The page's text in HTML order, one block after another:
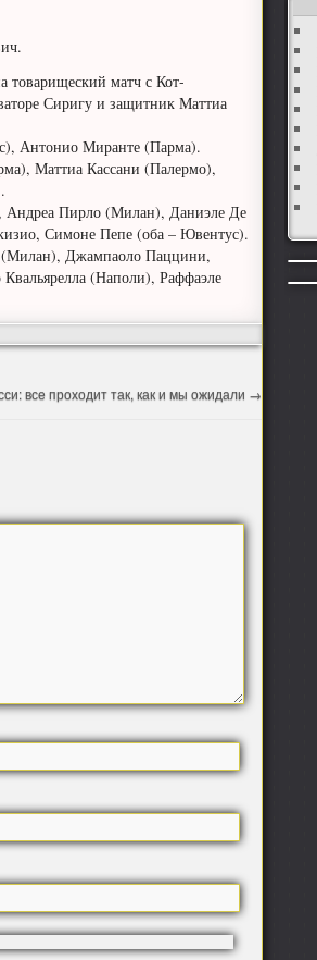
товарищеский матч с Кот-
Сиригу и защитник Маттиа
Антонио Миранте (Парма).
Маттиа Кассани (Палермо),
Андреа Пирло (Милан), Даниэле Де
Симоне Пепе (оба – Ювентус).
(Милан), Джампаоло Паццини,
(Наполи), Раффаэле
все проходит так, как и мы ожидали →